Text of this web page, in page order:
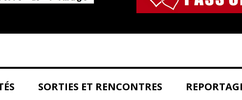
Aller au contenu principal
SORTIES ET RENCONTRES